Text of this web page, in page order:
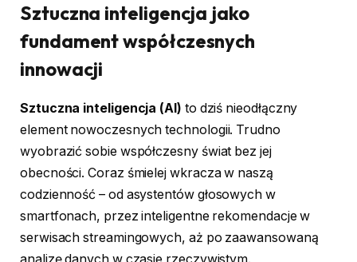
Sztuczna inteligencja jako
fundament współczesnych
innowacji
Sztuczna inteligencja (AI) to dziś nieodłączny
element nowoczesnych technologii. Trudno
wyobrazić sobie współczesny świat bez jej
obecności. Coraz śmielej wkracza w naszą
codzienność – od asystentów głosowych w
smartfonach, przez inteligentne rekomendacje w
serwisach streamingowych, aż po zaawansowaną